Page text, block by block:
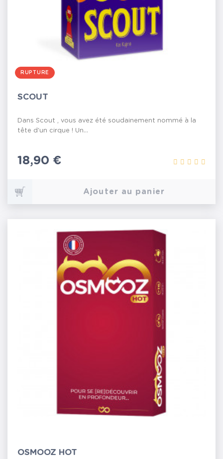
RUPTURE
SCOUT
Dans Scout , vous avez été soudainement nommé à la
tête d'un cirque ! Un...
Prix
18,90 €
Ajouter au panier
OSMOOZ HOT